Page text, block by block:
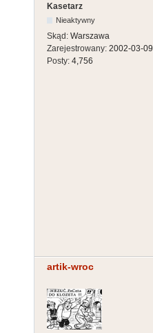
Kasetarz
Nieaktywny
Skąd: Warszawa
Zarejestrowany: 2002-03-09
Posty: 4,756
artik-wroc